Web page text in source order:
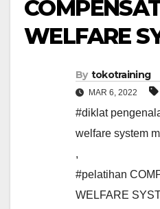
WELFARE
By tokotraining
MAR 6, 2022
#diklat
welfare system
,
#pelatihan
WELFARE